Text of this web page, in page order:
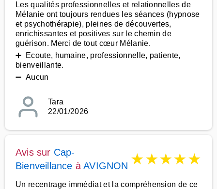
Les qualités professionnelles et relationnelles de
Mélanie ont toujours rendues les séances (hypnose
et psychothérapie), pleines de découvertes,
enrichissantes et positives sur le chemin de
guérison. Merci de tout cœur Mélanie.
➕ Ecoute, humaine, professionnelle, patiente,
bienveillante.
➖ Aucun
Tara
22/01/2026
Avis sur Cap-
Bienveillance àAVIGNON ★★★★★
Un recentrage immédiat et la compréhension de ce